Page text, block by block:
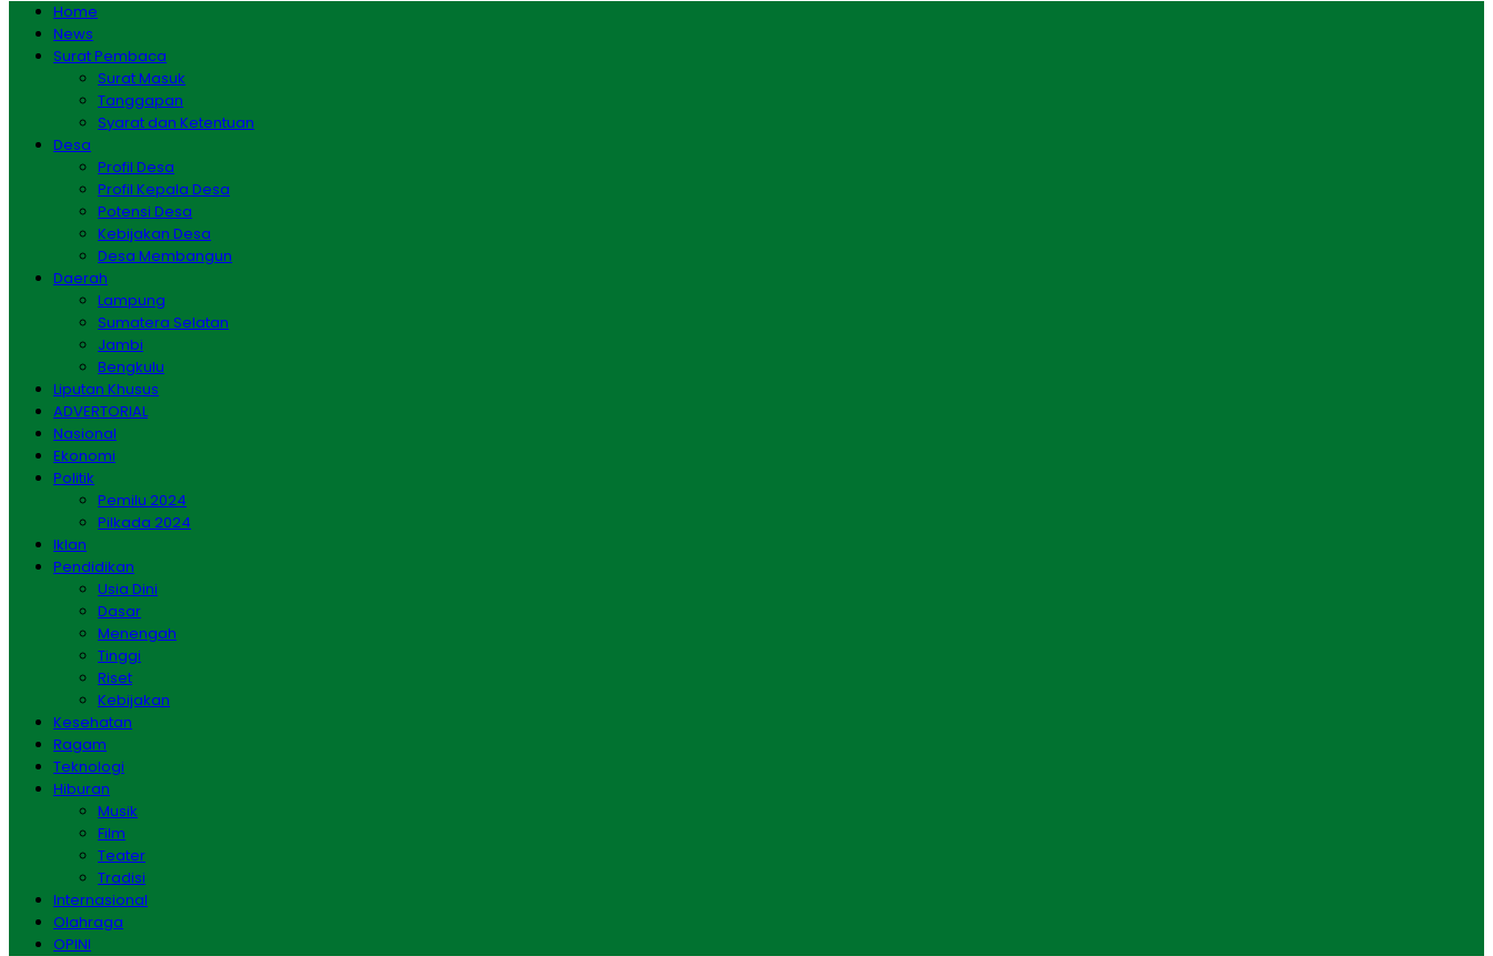
Home
News
Surat Pembaca
Surat Masuk
Tanggapan
Syarat dan Ketentuan
Desa
Profil Desa
Profil Kepala Desa
Potensi Desa
Kebijakan Desa
Desa Membangun
Daerah
Lampung
Sumatera Selatan
Jambi
Bengkulu
Liputan Khusus
ADVERTORIAL
Nasional
Ekonomi
Politik
Pemilu 2024
Pilkada 2024
Iklan
Pendidikan
Usia Dini
Dasar
Menengah
Tinggi
Riset
Kebijakan
Kesehatan
Ragam
Teknologi
Hiburan
Musik
Film
Teater
Tradisi
Internasional
Olahraga
OPINI